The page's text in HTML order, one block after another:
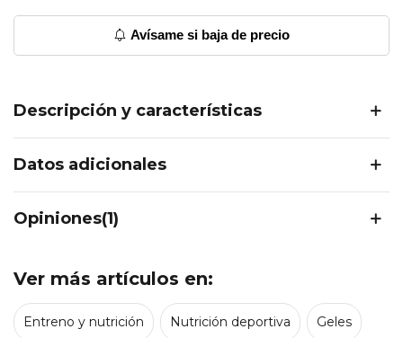
Avísame si baja de precio
Descripción y características
Datos adicionales
Opiniones(1)
Ver más artículos en:
Entreno y nutrición Nutrición deportiva Geles